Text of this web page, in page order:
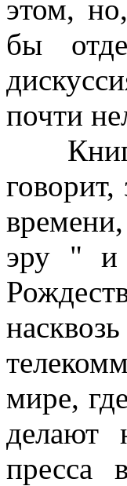
этом,
бы
почти
Книга
эру " и
мире,
делают
пресса